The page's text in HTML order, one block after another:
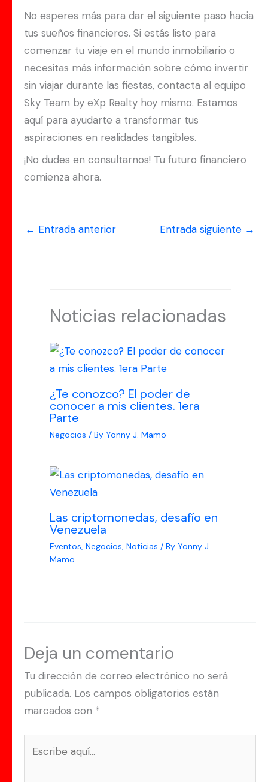
No esperes más para dar el siguiente paso hacia
tus sueños financieros. Si estás listo para
comenzar tu viaje en el mundo inmobiliario o
necesitas más información sobre cómo invertir
sin viajar durante las fiestas, contacta al equipo
Sky Team by eXp Realty hoy mismo. Estamos
aquí para ayudarte a transformar tus
aspiraciones en realidades tangibles.
¡No dudes en consultarnos! Tu futuro financiero
comienza ahora.
← Entrada anterior Entrada siguiente →
Noticias relacionadas
¿Te conozco? El poder de
conocer a mis clientes. 1era
Parte
Negocios / By Yonny J. Mamo
Las criptomonedas, desafío en
Venezuela
Eventos, Negocios, Noticias / By Yonny J.
Mamo
Deja un comentario
Tu dirección de correo electrónico no será
publicada. Los campos obligatorios están
marcados con *